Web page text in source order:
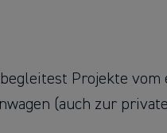
begleitest Projekte vom
(auch zur